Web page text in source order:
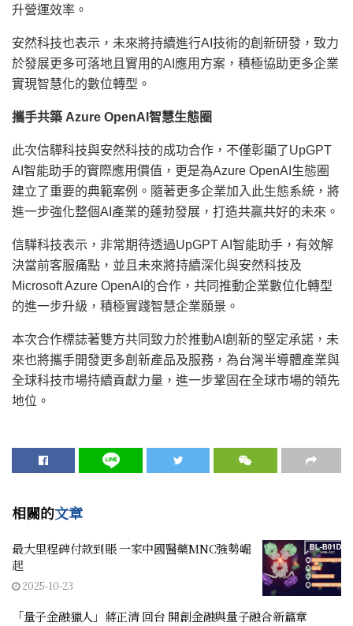
升營運效率。
安然科技也表示，未來將持續進行AI技術的創新研發，致力
於發展更多可落地且實用的AI應用方案，積極協助更多企業
實現智慧化的數位轉型。
攜手共築 Azure OpenAI智慧生態圈
此次信驊科技與安然科技的成功合作，不僅彰顯了UpGPT
AI智能助手的實際應用價值，更是為Azure OpenAI生態圈
建立了重要的典範案例。隨著更多企業加入此生態系統，將
進一步強化整個AI產業的蓬勃發展，打造共贏共好的未來。
信驊科技表示，非常期待透過UpGPT AI智能助手，有效解
決當前客服痛點，並且未來將持續深化與安然科技及
Microsoft Azure OpenAI的合作，共同推動企業數位化轉型
的進一步升級，積極實踐智慧企業願景。
本次合作標誌著雙方共同致力於推動AI創新的堅定承諾，未
來也將攜手開發更多創新產品及服務，為台灣半導體產業與
全球科技市場持續貢獻力量，進一步鞏固在全球市場的領先
地位。
相關的文章
最大里程碑付款到賬 一家中國醫藥MNC強勢崛
起
2025-10-23
「量子金融獵人」蔣正清 回台 開創金融與量子融合新篇章